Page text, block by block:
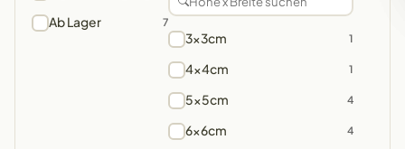
Ab Lager 7
3x3cm 1
4x4cm 1
5x5cm 4
6x6cm 4